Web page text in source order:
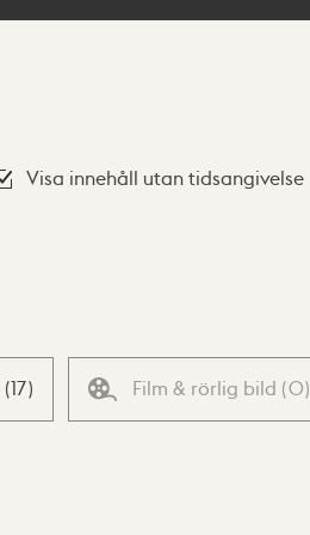
Visa innehåll utan tidsangivelse
(17) Film & rörlig bild (0)